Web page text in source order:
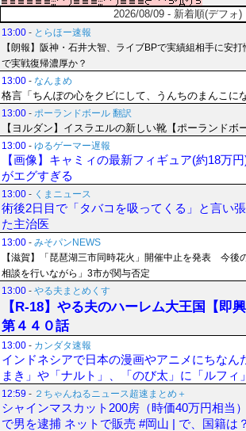
2026/08/09 - 新着順(デフォ)
13:00 - とらほー速報
【朗報】阪神・石井大智、ライブBPで実績組相手に安
で実戦復帰濃厚か？
13:00 - なんまめ
格言「ちんぽの心をクビにして、うんちのまんこに
13:00 - ポーランドボール 翻訳
【ヨルダン】イスラエルの新しい靴【ポーランドボ
13:00 - ゆるゲーマー遅報
【画像】キャミィの最新フィギュア(約18万
がエグすぎる
13:00 - くまニュース
術後2日目で「タバコを吸ってくる」と言い
た主治医
13:00 - みそパンNEWS
【滋賀】「琵琶湖三市同時花火」開催中止を発表 今後
相談を行いながら」3市が関与否定
13:00 - やる夫まとめくす
【R-18】やる夫のハーレム大王国【即
第４４０話
13:00 - カンダタ速報
インドネシアで日本の漫画やアニメにちなん
まき」や「ナルト」、「のび太」に「ルフィ
12:59 - ２ちゃんねるニュース超速まとめ＋
シャインマスカット200房（時価40万円相当
で男を逮捕 ネットで販売 #岡山 | で、国籍は？